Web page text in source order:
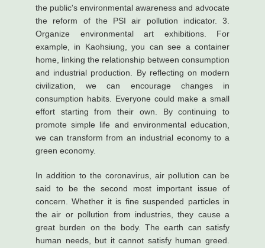
the public's environmental awareness and advocate
the reform of the PSI air pollution indicator. 3.
Organize environmental art exhibitions. For
example, in Kaohsiung, you can see a container
home, linking the relationship between consumption
and industrial production. By reflecting on modern
civilization, we can encourage changes in
consumption habits. Everyone could make a small
effort starting from their own. By continuing to
promote simple life and environmental education,
we can transform from an industrial economy to a
green economy.
In addition to the coronavirus, air pollution can be
said to be the second most important issue of
concern. Whether it is fine suspended particles in
the air or pollution from industries, they cause a
great burden on the body. The earth can satisfy
human needs, but it cannot satisfy human greed.